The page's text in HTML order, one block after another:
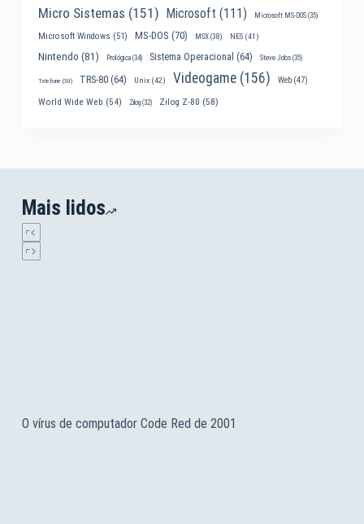
Micro Sistemas (151) Microsoft (111) Microsoft MS-DOS(35)
Microsoft Windows (51) MS-DOS (70) MSX(38) NES(41)
Nintendo (81) Prológica(34) Sistema Operacional (64) Steve Jobs(35)
Telefone (30) TRS-80(64) Unix(42) Videogame(156) Web(47)
World Wide Web (54) Zilog(32) Zilog Z-80 (58)
Mais lidos
O vírus de computador Code Red de 2001